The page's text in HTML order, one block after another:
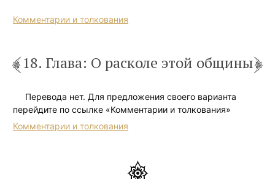
Комментарии и толкования
18. Глава: О расколе этой общины
Перевода нет. Для предложения своего варианта
перейдите по ссылке «Комментарии и толкования»
Комментарии и толкования